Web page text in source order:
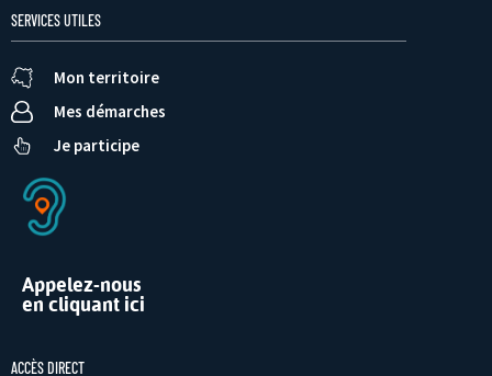
SERVICES UTILES
Mon territoire
Mes démarches
Je participe
Appelez-nous
en cliquant ici
ACCÈS DIRECT